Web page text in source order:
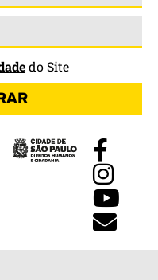
do Site